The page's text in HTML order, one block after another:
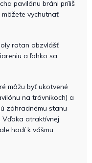
pavilónu bráni príliš
vychutnať
ratan obzvlášť
a ľahko sa
môžu byť ukotvené
na trávnikoch) a
záhradnému stanu
Vďaka atraktívnej
hodí k vášmu